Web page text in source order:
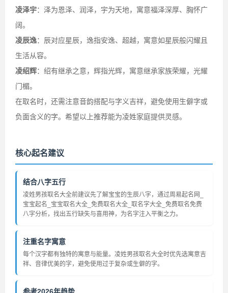
凌泽宇：泽为恩泽、润泽，宇为天地，寓意福泽深厚、胸怀广
阔。
凌辰逸：辰对应星辰，逸指安逸、超越，寓意如星辰般闪耀且
生活从容。
凌绍辉：绍有继承之意，辉指光辉，寓意继承家族荣耀，光耀
门楣。
在取名时，还需注意音韵搭配与字义吉祥，避免使用生僻字或
负面含义的字。希望以上推荐能为凌姓家庭提供灵感。
核心起名建议
结合八字五行
凌姓男孩取名大全前建议先了解宝宝的生辰八字，通过周易起名网_
宝宝起名_宝宝取名大全_免费取名大全_取名字大全_免费取名免费
八字分析，找出五行缺失与喜用神，为名字注入平衡之力。
注重名字寓意
每个汉字都有独特的寓意与能量。凌姓男孩取名大全时优先选寓意吉
祥、音律优美的字，避免使用过于复杂或生僻的字。